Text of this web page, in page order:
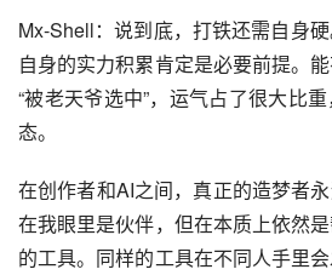
Mx-Shell：说到底，打铁还需自身硬
自身的实力积累肯定是必要前提。
“被老天爷选中”，运气占了很大比
态。
在创作者和AI之间，真正的造梦者
在我眼里是伙伴，但在本质上依然
的工具。同样的工具在不同人手里会